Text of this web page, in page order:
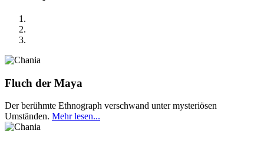
Fluch der Maya
Der berühmte Ethnograph verschwand unter mysteriösen
Umständen. Mehr lesen...